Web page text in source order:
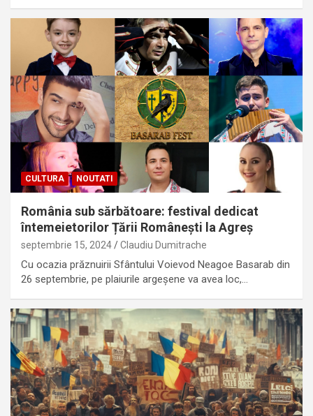
CULTURA NOUTATI
România sub sărbătoare: festival dedicat
întemeietorilor Țării Românești la Agreș
septembrie 15, 2024 Claudiu Dumitrache
Cu ocazia prăznuirii Sfântului Voievod Neagoe Basarab din
26 septembrie, pe plaiurile argeșene va avea loc,…